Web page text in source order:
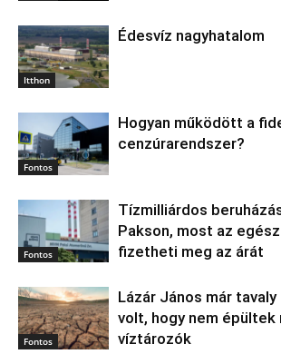
Itthon
Édesvíz nagyhatalom
Fontos
Hogyan működött a
cenzúrarendszer?
Fontos
Tízmilliárdos
Pakson, most az
fizetheti meg az árát
Fontos
Lázár János már
volt, hogy nem épültek
víztározók